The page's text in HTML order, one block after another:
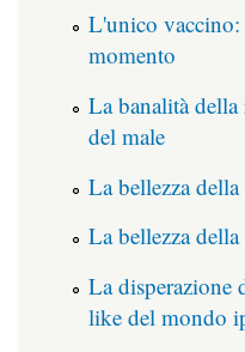
L'unico
momento
La banalità della
del male
La bellezza
La bellezza
La disperazione
like del mondo